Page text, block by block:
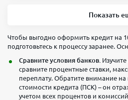
Показать
Чтобы выгодно оформить кредит на
подготовьтесь к процессу заранее.
Сравните условия банков.
сравните процентные ставки,
переплату. Обратите внимание
стоимости кредита (ПСК) – он
учетом всех процентов и